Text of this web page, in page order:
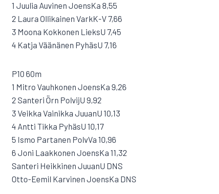
1 Juulia Auvinen JoensKa 8,55
2 Laura Ollikainen VarkK-V 7,66
3 Moona Kokkonen LieksU 7,45
4 Katja Väänänen PyhäsU 7,16
P10 60m
1 Mitro Vauhkonen JoensKa 9,26
2 Santeri Örn PolvijU 9,92
3 Veikka Vainikka JuuanU 10,13
4 Antti Tikka PyhäsU 10,17
5 Ismo Partanen PolvVa 10,96
6 Joni Laakkonen JoensKa 11,32
Santeri Heikkinen JuuanU DNS
Otto-Eemil Karvinen JoensKa DNS